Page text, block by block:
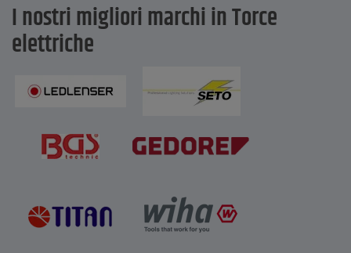
I nostri migliori marchi in Torce
elettriche